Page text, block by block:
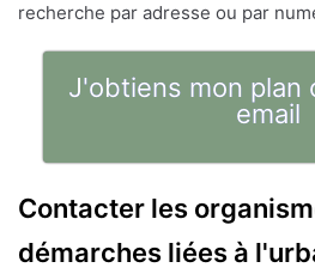
recherche par adresse ou par
J'obtiens mon plan
email
Contacter les
démarches liées à